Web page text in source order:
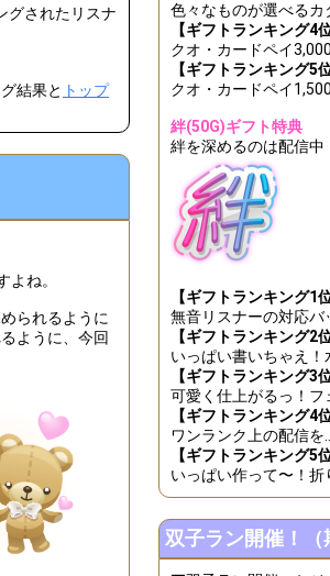
持ちを伝えてみよう！
〜20位特典獲得条件達成&オリジナルアバタ
」と思う瞬間を話してみよう！
取りやパフォーマンスがあれば、披露してみ
〜15位特典獲得条件達成！更に上位を目指そ
トが好きか、リスナーさんに聞いてみよう！
10位特典獲得条件達成！更に上位を目指そう
～7位特典獲得条件達成！更に上位を目指そう
をたくさんもらえるような、友情ソングを
～5位特典獲得条件達成！更に上位を目指そう
スナーさんとの、ニコイチを感じたエピソー
3位特典獲得条件達成！更に上位を目指そう！
チイラストを描いてみよう！
位特典獲得条件達成！更に上位を目指そう！
グされたリスナ
結果と トップ
ね。
られるように
ように、今回
色々なものが選べるカ
【ギフトランキング4位
クオ・カードペイ
【ギフトランキング5位
クオ・カードペイ
絆(50G)ギフト特典
絆を深めるのは配信中
【ギフトランキング1位
無音リスナーの対応バ
【ギフトランキング2位
いっぱい書いちゃえ！
【ギフトランキング3位
可愛く仕上がるっ！フ
【ギフトランキング4位
ワンランク上の配信を
【ギフトランキング5位
いっぱい作って〜！折
双子ラン開催！（